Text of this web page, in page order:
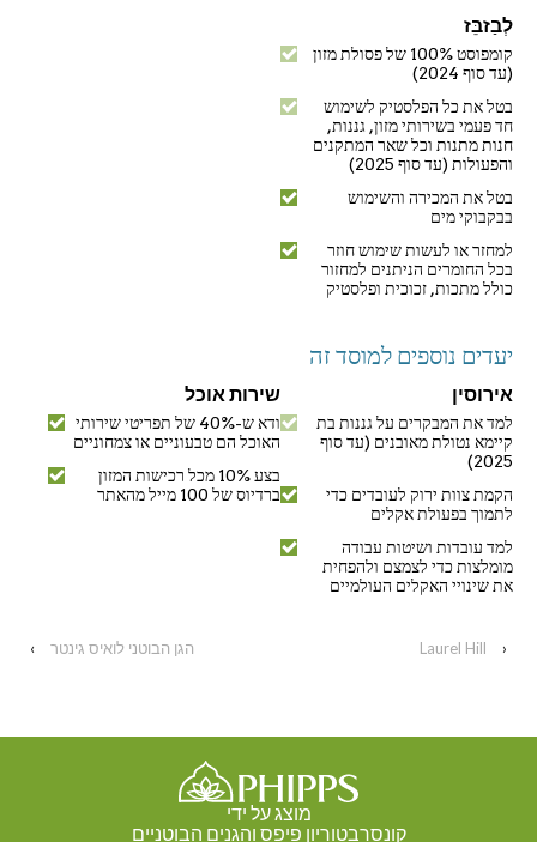
לְבַזבֵּז
קומפוסט 100% של פסולת מזון
(עד סוף 2024)
בטל את כל הפלסטיק לשימוש
חד פעמי בשירותי מזון, גננות,
חנות מתנות וכל שאר המתקנים
והפעולות (עד סוף 2025)
בטל את המכירה והשימוש
בבקבוקי מים
למחזר או לעשות שימוש חוזר
בכל החומרים הניתנים למחזור
כולל מתכות, זכוכית ופלסטיק
יעדים נוספים למוסד זה
אירוסין
למד את המבקרים על גננות בת
קיימא נטולת מאובנים (עד סוף
2025)
הקמת צוות ירוק לעובדים כדי
לתמוך בפעולת אקלים
למד עובדות ושיטות עבודה
מומלצות כדי לצמצם ולהפחית
את שינויי האקלים העולמיים
שירות אוכל
ודא ש-40% של תפריטי שירותי
האוכל הם טבעוניים או צמחוניים
בצע 10% מכל רכישות המזון
ברדיוס של 100 מייל מהאתר
‹
Laurel Hill הגן הבוטני לואיס גינטר ›
מוצג על ידי
קונסרבטוריון פיפס והגנים הבוטניים